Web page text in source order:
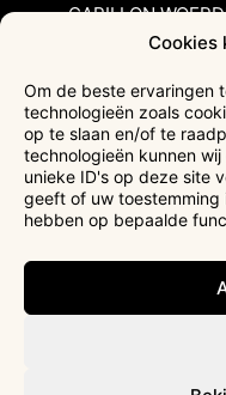
Cookies
Om de beste ervaringen
technologieën zoals
op te slaan en/of te
technologieën kunnen
unieke ID's op deze site
geeft of uw
hebben op bepaalde
CARILLON
Huurvoorwaarden
Privacyverklaring
Ticketverkoop